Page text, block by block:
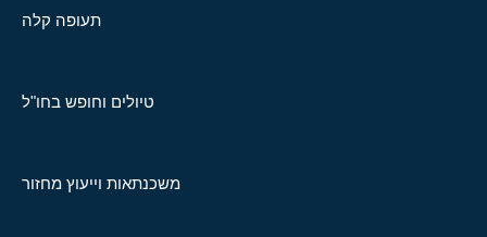
תעופה קלה
טיולים וחופש בחו"ל
משכנתאות וייעוץ מחזור